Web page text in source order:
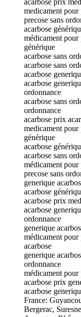
medicament pour
precose sans
acarbose
médicament pour
générique
acarbose sans
acarbose sans
acarbose
acarbose
ordonnance
acarbose sans
ordonnance
acarbose prix
medicament pour
générique
acarbose
acarbose sans
médicament pour
precose sans
generique
acarbose
acarbose prix
acarbose
ordonnance
generique
médicament pour
acarbose
generique
ordonnance
médicament pour
acarbose prix
acarbose
France:
Bergerac,